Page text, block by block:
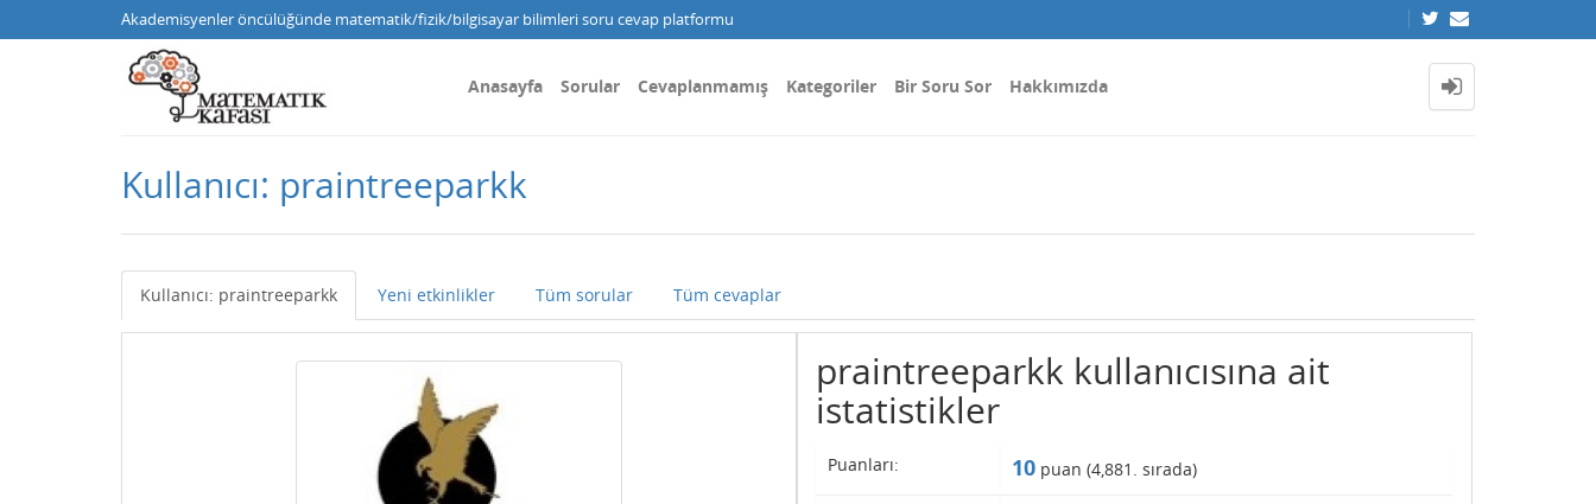
Akademisyenler öncülüğünde matematik/fizik/bilgisayar bilimleri soru cevap platformu
Anasayfa Sorular Cevaplanmamış Kategoriler Bir Soru Sor Hakkımızda
Kullanıcı: praintreeparkk
Kullanıcı: praintreeparkk Yeni etkinlikler Tüm sorular Tüm cevaplar
praintreeparkk kullanıcısına ait
istatistikler
Puanları: 10puan (4,881 . sırada)